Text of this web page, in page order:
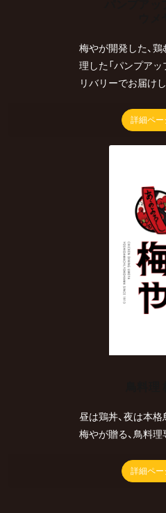
梅やが開発した、
理した「パンプアッ
リバリーでお届けし
詳細ペー
昼は鶏丼、夜は本格
梅やが贈る、鳥料理
詳細ペー